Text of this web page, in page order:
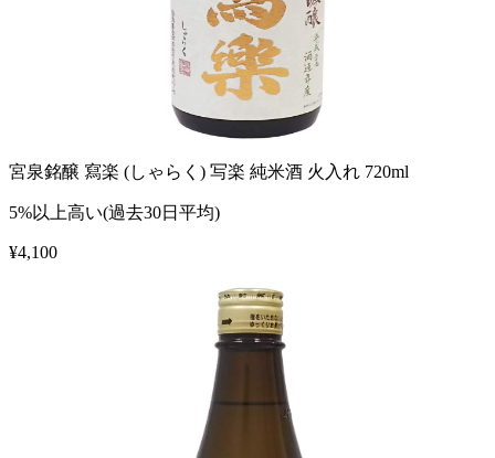
宮泉銘醸 寫楽 (しゃらく) 写楽 純米酒 火入れ 720ml
5%以上高い(過去30日平均)
¥4,100